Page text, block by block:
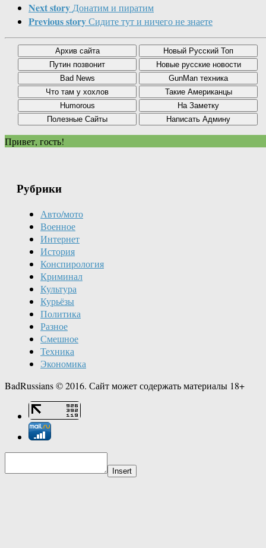
Next storyДонатим и пиратим
Previous storyСидите тут и ничего не знаете
Привет, гость!
Рубрики
Авто/мото
Военное
Интернет
История
Конспирология
Криминал
Культура
Курьёзы
Политика
Разное
Смешное
Техника
Экономика
BadRussians © 2016. Сайт может содержать материалы 18+
Insert